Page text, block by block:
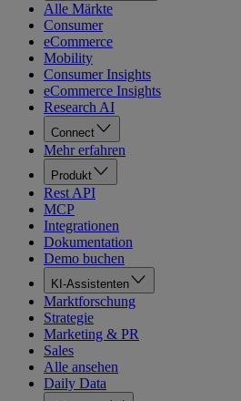
Alle Märkte
Consumer
eCommerce
Mobility
Consumer Insights
eCommerce Insights
Research AI
Connect
Mehr erfahren
Produkt
Rest API
MCP
Integrationen
Dokumentation
Demo buchen
KI-Assistenten
Marktforschung
Strategie
Marketing & PR
Sales
Alle ansehen
Daily Data